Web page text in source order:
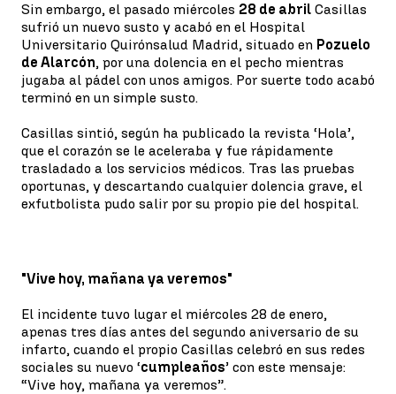
Sin embargo, el pasado miércoles 28 de abril Casillas
sufrió un nuevo susto y acabó en el Hospital
Universitario Quirónsalud Madrid, situado en Pozuelo
de Alarcón, por una dolencia en el pecho mientras
jugaba al pádel con unos amigos. Por suerte todo acabó
terminó en un simple susto.
Casillas sintió, según ha publicado la revista ‘Hola’,
que el corazón se le aceleraba y fue rápidamente
trasladado a los servicios médicos. Tras las pruebas
oportunas, y descartando cualquier dolencia grave, el
exfutbolista pudo salir por su propio pie del hospital.
"Vive hoy, mañana ya veremos"
El incidente tuvo lugar el miércoles 28 de enero,
apenas tres días antes del segundo aniversario de su
infarto, cuando el propio Casillas celebró en sus redes
sociales su nuevo ‘cumpleaños’ con este mensaje:
“Vive hoy, mañana ya veremos”.